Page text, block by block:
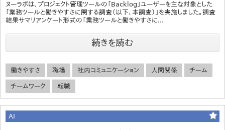
ヌーラボは、プロジェクト管理ツールの「Backlog」ユーザーを主な対象とした
「業務ツールと働きやすさに関する調査（以下、本調査）」を実施しました。調査
結果サマリアンケート形式の「業務ツールと働きやすさに...
続きを読む
働きやすさ 職場 社内コミュニケーション 人間関係 チーム
チームワーク 転職
AI